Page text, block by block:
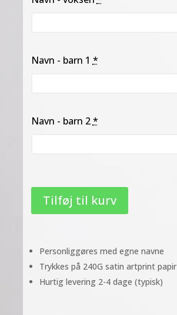
Navn - barn 1 *
Navn - barn 2 *
Tilføj til kurv
Personliggøres med egne navne
Trykkes på 240G satin artprint papir
Hurtig levering 2-4 dage (typisk)